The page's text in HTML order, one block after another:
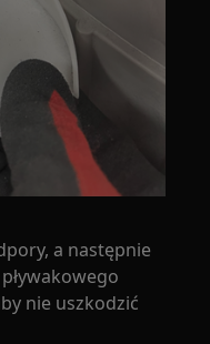
a następnie
nie uszkodzić